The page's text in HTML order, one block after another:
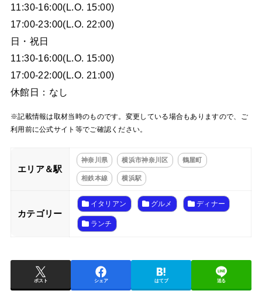
11:30-16:00(L.O. 15:00)
17:00-23:00(L.O. 22:00)
日・祝日
11:30-16:00(L.O. 15:00)
17:00-22:00(L.O. 21:00)
休館日：なし
※記載情報は取材当時のものです。変更している場合もありますので、ご
利用前に公式サイト等でご確認ください。
エリア＆駅
神奈川県 横浜市神奈川区 鶴屋町
相鉄本線 横浜駅
カテゴリー
イタリアン グルメ ディナー
ランチ
ポスト シェア はてブ 送る